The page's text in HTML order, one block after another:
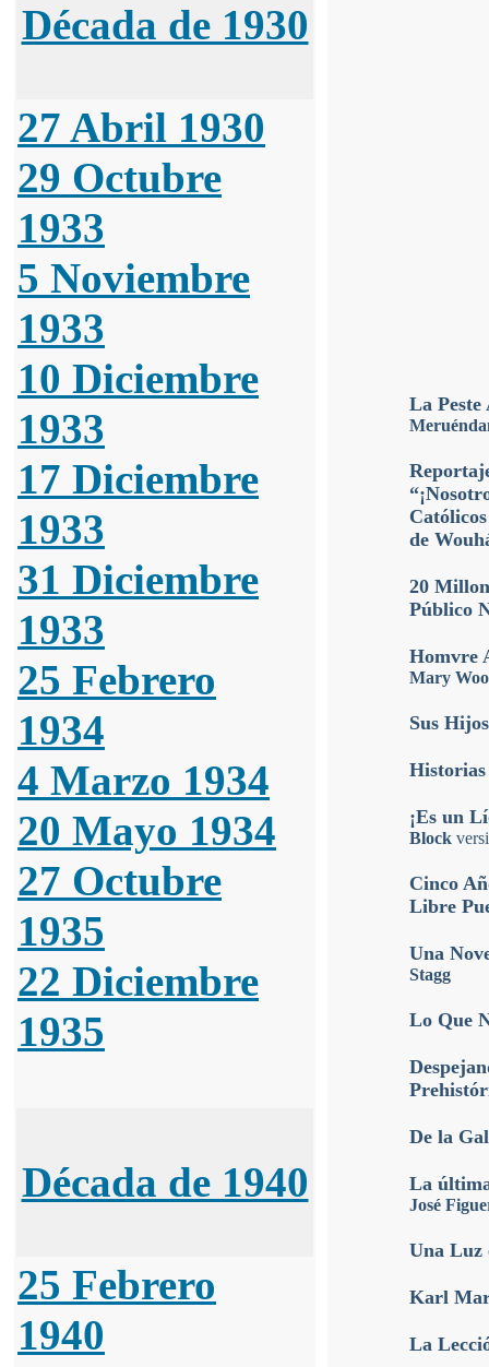
Década de 1930
27 Abril 1930
29 Octubre
1933
5 Noviembre
1933
10 Diciembre
1933
17 Diciembre
1933
31 Diciembre
1933
25 Febrero
1934
4 Marzo 1934
20 Mayo 1934
27 Octubre
1935
22 Diciembre
1935
Década de 1940
25 Febrero
1940
La Peste
de
20
Público
Homvre
Mary
Sus
¡Es un
Block
Cinco
Libre
Una
Stagg
Lo Que
De la
La
José
Una Luz
Karl
La